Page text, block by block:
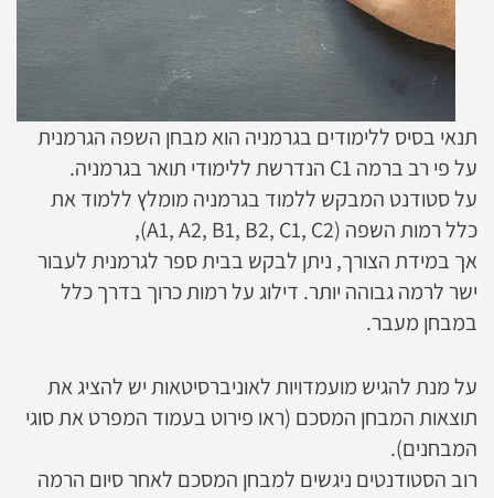
תנאי בסיס ללימודים בגרמניה הוא מבחן השפה הגרמנית
על פי רב ברמה C1 הנדרשת ללימודי תואר בגרמניה.
על סטודנט המבקש ללמוד בגרמניה מומלץ ללמוד את
כלל רמות השפה (A1, A2, B1, B2, C1, C2),
אך במידת הצורך, ניתן לבקש בבית ספר לגרמנית לעבור
ישר לרמה גבוהה יותר. דילוג על רמות כרוך בדרך כלל
במבחן מעבר.
על מנת להגיש מועמדויות לאוניברסיטאות יש להציג את
תוצאות המבחן המסכם (ראו פירוט בעמוד המפרט את סוגי
המבחנים).
רוב הסטודנטים ניגשים למבחן המסכם לאחר סיום הרמה